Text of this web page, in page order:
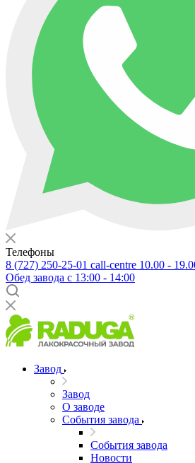
Телефоны
8 (727) 250-25-01 call-centre 10.00 -
Обед завода с 13:00 - 14:00
Завод
Завод
О заводе
События завода
События завода
Новости